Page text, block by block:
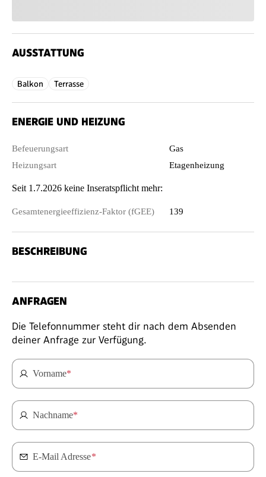
AUSSTATTUNG
Balkon Terrasse
ENERGIE UND HEIZUNG
Befeuerungsart
Gas
Heizungsart
Etagenheizung
Seit 1.7.2026 keine Inseratspflicht mehr:
Gesamtenergieeffizienz-Faktor (fGEE) 139
BESCHREIBUNG
ANFRAGEN
Die Telefonnummer steht dir nach dem Absenden
deiner Anfrage zur Verfügung.
Vorname*
Nachname*
E-Mail Adresse*